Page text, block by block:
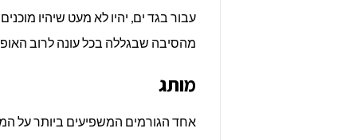
עבור בגד ים, יהיו לא מעט שיהיו
מהסיבה שבגללה בכל עונה לרוב
מותג
אחד הגורמים המשפיעים ביותר על